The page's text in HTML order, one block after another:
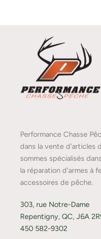
Performance Chasse
dans la vente d'articles
sommes spécialisés
la réparation d'armes à
accessoires de pêche.
303, rue Notre-Dame
Repentigny, QC, J6A
450 582-9302